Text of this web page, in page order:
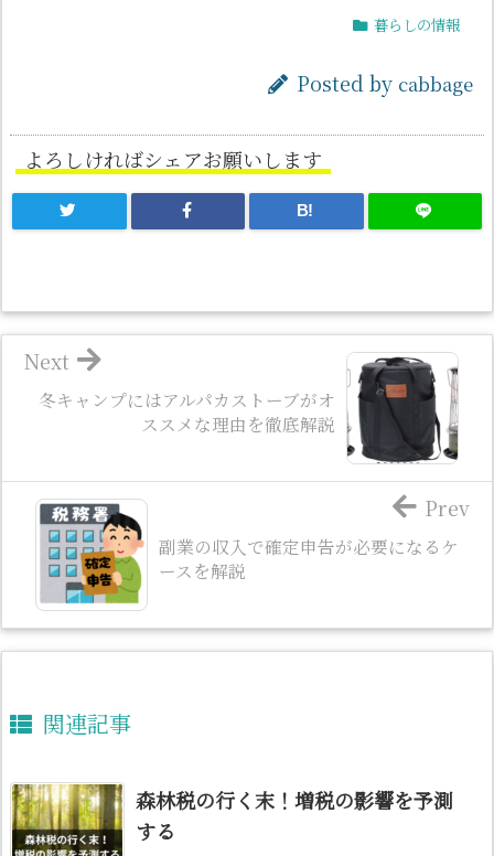
暮らしの情報
Posted by cabbage
よろしければシェアお願いします
B!
冬キャンプにはアルパカストーブがオ
ススメな理由を徹底解説
Next
副業の収入で確定申告が必要になるケ
ースを解説
Prev
関連記事
森林税の行く末！増税の影響を予測
する